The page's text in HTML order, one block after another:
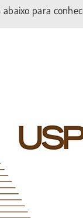
para